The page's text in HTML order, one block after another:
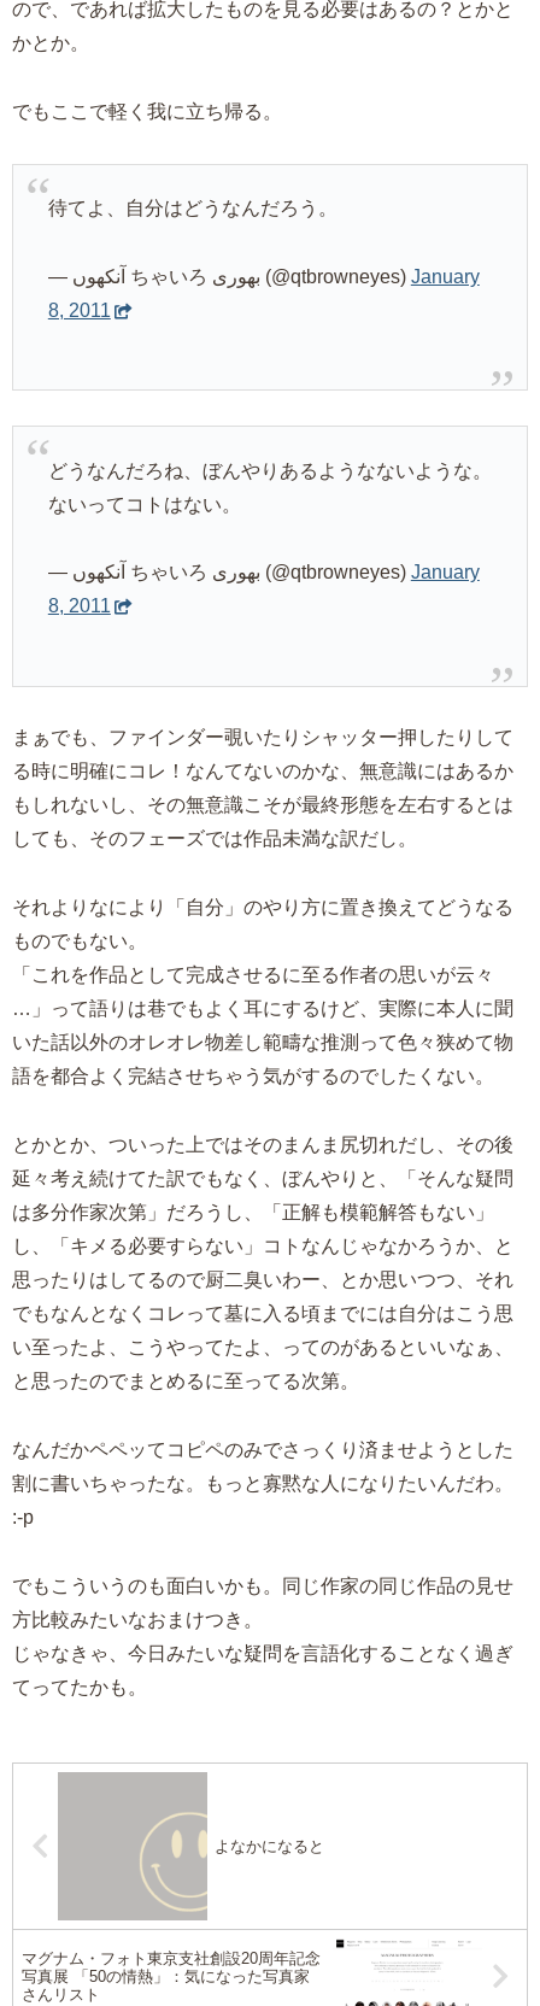
ので、であれば拡大したものを見る必要はあるの？とかと
かとか。
でもここで軽く我に立ち帰る。
待てよ、自分はどうなんだろう。
— آنکھوں ちゃいろ بھوری (@qtbrowneyes) January
8, 2011
どうなんだろね、ぼんやりあるようなないような。
ないってコトはない。
— آنکھوں ちゃいろ بھوری (@qtbrowneyes) January
8, 2011
まぁでも、ファインダー覗いたりシャッター押したりして
る時に明確にコレ！なんてないのかな、無意識にはあるか
もしれないし、その無意識こそが最終形態を左右するとは
しても、そのフェーズでは作品未満な訳だし。
それよりなにより「自分」のやり方に置き換えてどうなる
ものでもない。
「これを作品として完成させるに至る作者の思いが云々
…」って語りは巷でもよく耳にするけど、実際に本人に聞
いた話以外のオレオレ物差し範疇な推測って色々狭めて物
語を都合よく完結させちゃう気がするのでしたくない。
とかとか、ついった上ではそのまんま尻切れだし、その後
延々考え続けてた訳でもなく、ぼんやりと、「そんな疑問
は多分作家次第」だろうし、「正解も模範解答もない」
し、「キメる必要すらない」コトなんじゃなかろうか、と
思ったりはしてるので厨二臭いわー、とか思いつつ、それ
でもなんとなくコレって墓に入る頃までには自分はこう思
い至ったよ、こうやってたよ、ってのがあるといいなぁ、
と思ったのでまとめるに至ってる次第。
なんだかペペッてコピペのみでさっくり済ませようとした
割に書いちゃったな。もっと寡黙な人になりたいんだわ。
:-p
でもこういうのも面白いかも。同じ作家の同じ作品の見せ
方比較みたいなおまけつき。
じゃなきゃ、今日みたいな疑問を言語化することなく過ぎ
てってたかも。
よなかになると
マグナム・フォト東京支社創設20周年記念
写真展 「50の情熱」：気になった写真家
さんリスト